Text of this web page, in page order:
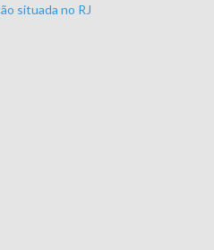
situada no RJ